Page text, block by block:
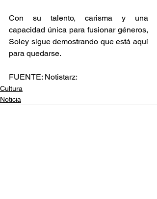
Con su talento, carisma y una
capacidad única para fusionar géneros,
Soley sigue demostrando que está aquí
para quedarse.
FUENTE: Notistarz:
Cultura
Noticia